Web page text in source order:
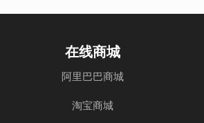
在线商城
阿里巴巴商城
淘宝商城